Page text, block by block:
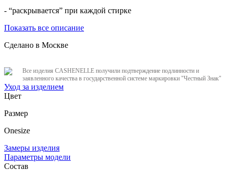
- “раскрывается” при каждой стирке
Показать все описание
Сделано в Москве
Все изделия CASHENELLE получили подтверждение подлинности и
заявленного качества в государственной системе маркировки "Честный Знак"
Уход за изделием
Цвет
Размер
Onesize
Замеры изделия
Параметры модели
Состав